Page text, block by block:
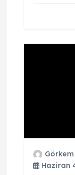
Görkem
Haziran